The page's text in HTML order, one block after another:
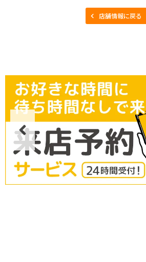
店舗情報に戻る